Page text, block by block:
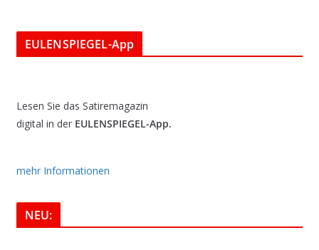
EULENSPIEGEL-App
Lesen Sie das Satiremagazin
digital in der EULENSPIEGEL-App.
mehr Informationen
NEU: